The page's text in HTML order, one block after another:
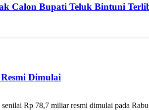
Calon Bupati Teluk Bintuni
Dimulai
Rp 78,7 miliar resmi dimulai pada